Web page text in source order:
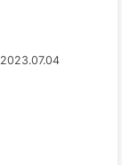
2023.07.04